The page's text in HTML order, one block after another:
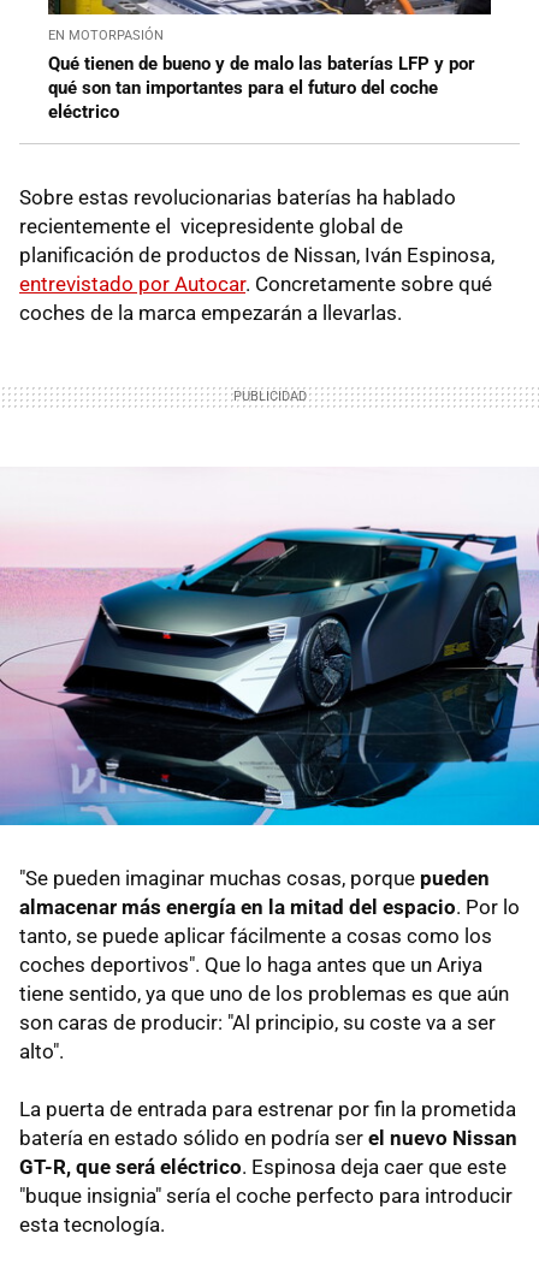
EN MOTORPASIÓN
Qué tienen de bueno y de malo las baterías LFP y por
qué son tan importantes para el futuro del coche
eléctrico
Sobre estas revolucionarias baterías ha hablado
recientemente el vicepresidente global de
planificación de productos de Nissan, Iván Espinosa,
entrevistado por Autocar. Concretamente sobre qué
coches de la marca empezarán a llevarlas.
"Se pueden imaginar muchas cosas, porque pueden
almacenar más energía en la mitad del espacio. Por lo
tanto, se puede aplicar fácilmente a cosas como los
coches deportivos". Que lo haga antes que un Ariya
tiene sentido, ya que uno de los problemas es que aún
son caras de producir: "Al principio, su coste va a ser
alto".
La puerta de entrada para estrenar por fin la prometida
batería en estado sólido en podría ser el nuevo Nissan
GT-R, que será eléctrico. Espinosa deja caer que este
"buque insignia" sería el coche perfecto para introducir
esta tecnología.